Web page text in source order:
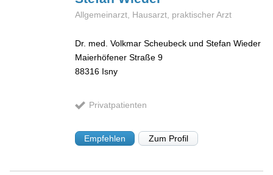
Allgemeinarzt, Hausarzt, praktischer Arzt
Dr. med. Volkmar Scheubeck und Stefan Wieder
Maierhöfener Straße 9
88316 Isny
Privatpatienten
Empfehlen Zum Profil